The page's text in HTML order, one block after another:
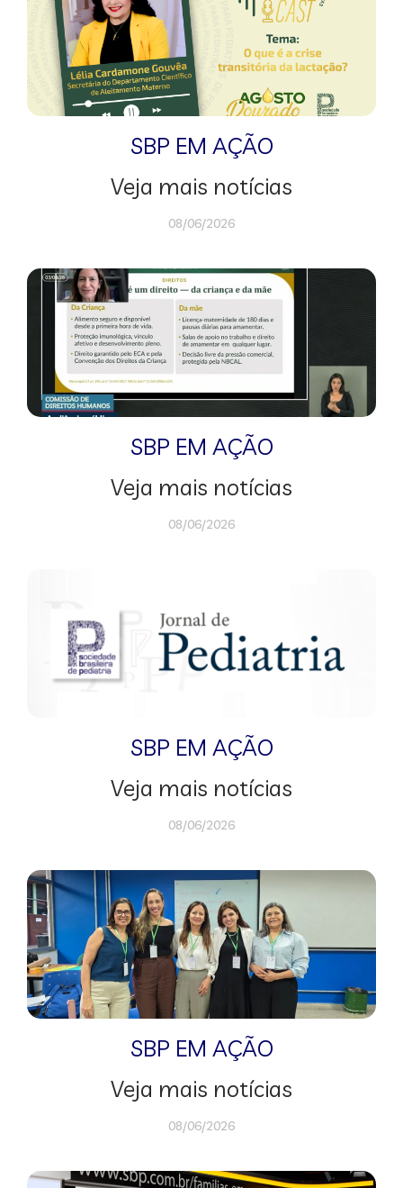
SBP EM AÇÃO
Veja mais notícias
08/06/2026
SBP EM AÇÃO
Veja mais notícias
08/06/2026
SBP EM AÇÃO
Veja mais notícias
08/06/2026
SBP EM AÇÃO
Veja mais notícias
08/06/2026